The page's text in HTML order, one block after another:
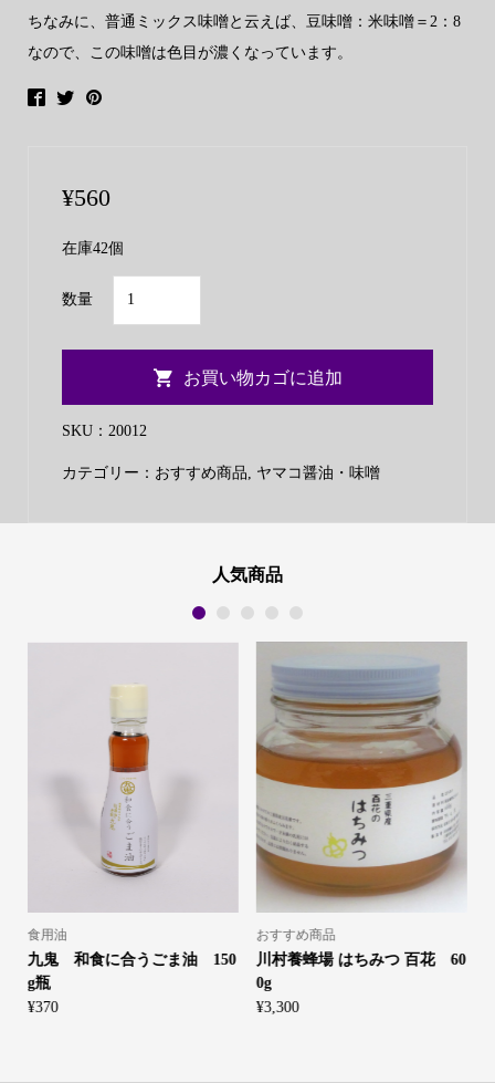
ちなみに、普通ミックス味噌と云えば、豆味噌：米味噌＝2：8
なので、この味噌は色目が濃くなっています。
¥560
在庫42個
数量
コ
門
赤
750g
個
お買い物カゴに追加
SKU： 20012
カテゴリー： おすすめ商品 ヤマコ醤油・味噌
人気商品
食用油
九鬼 和食に合うごま油 150
g瓶
¥370
おすすめ商品
川村養蜂場 はちみつ 百花 60
0g
¥3,300
1 2 3 4 5